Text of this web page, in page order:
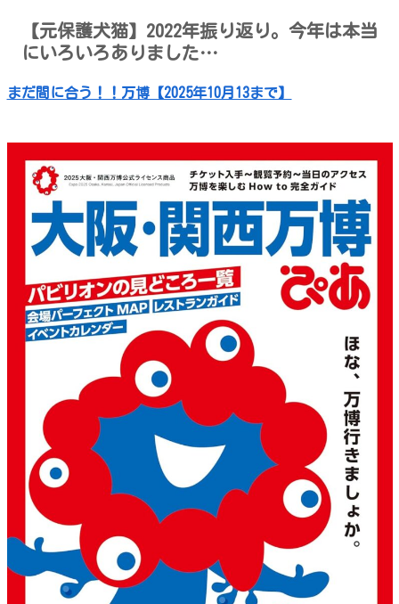
【元保護犬猫】2022年振り返り。今年は本当
にいろいろありました…
まだ間に合う！！万博【2025年10月13まで】